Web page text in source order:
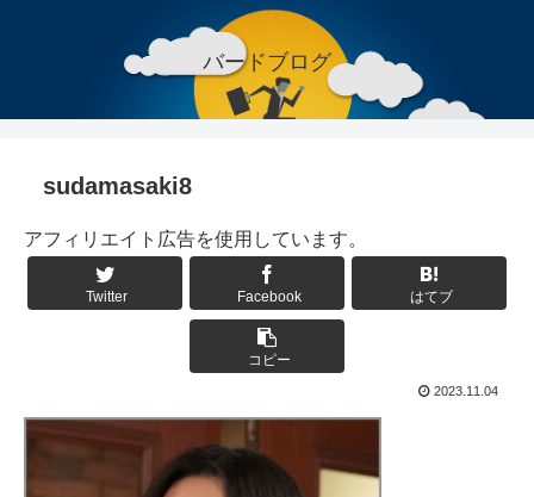
バードブログ
sudamasaki8
アフィリエイト広告を使用しています。
Twitter Facebook はてブ
コピー
2023.11.04